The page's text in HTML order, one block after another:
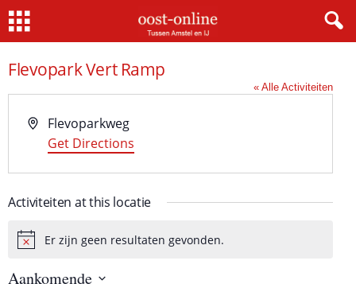
Home
Flevopark Vert Ramp
« Alle Activiteiten
A
s
Flevoparkweg
Get Directions
Activiteiten at this locatie
B
r
Er zijn geen resultaten gevonden.
Aankomende